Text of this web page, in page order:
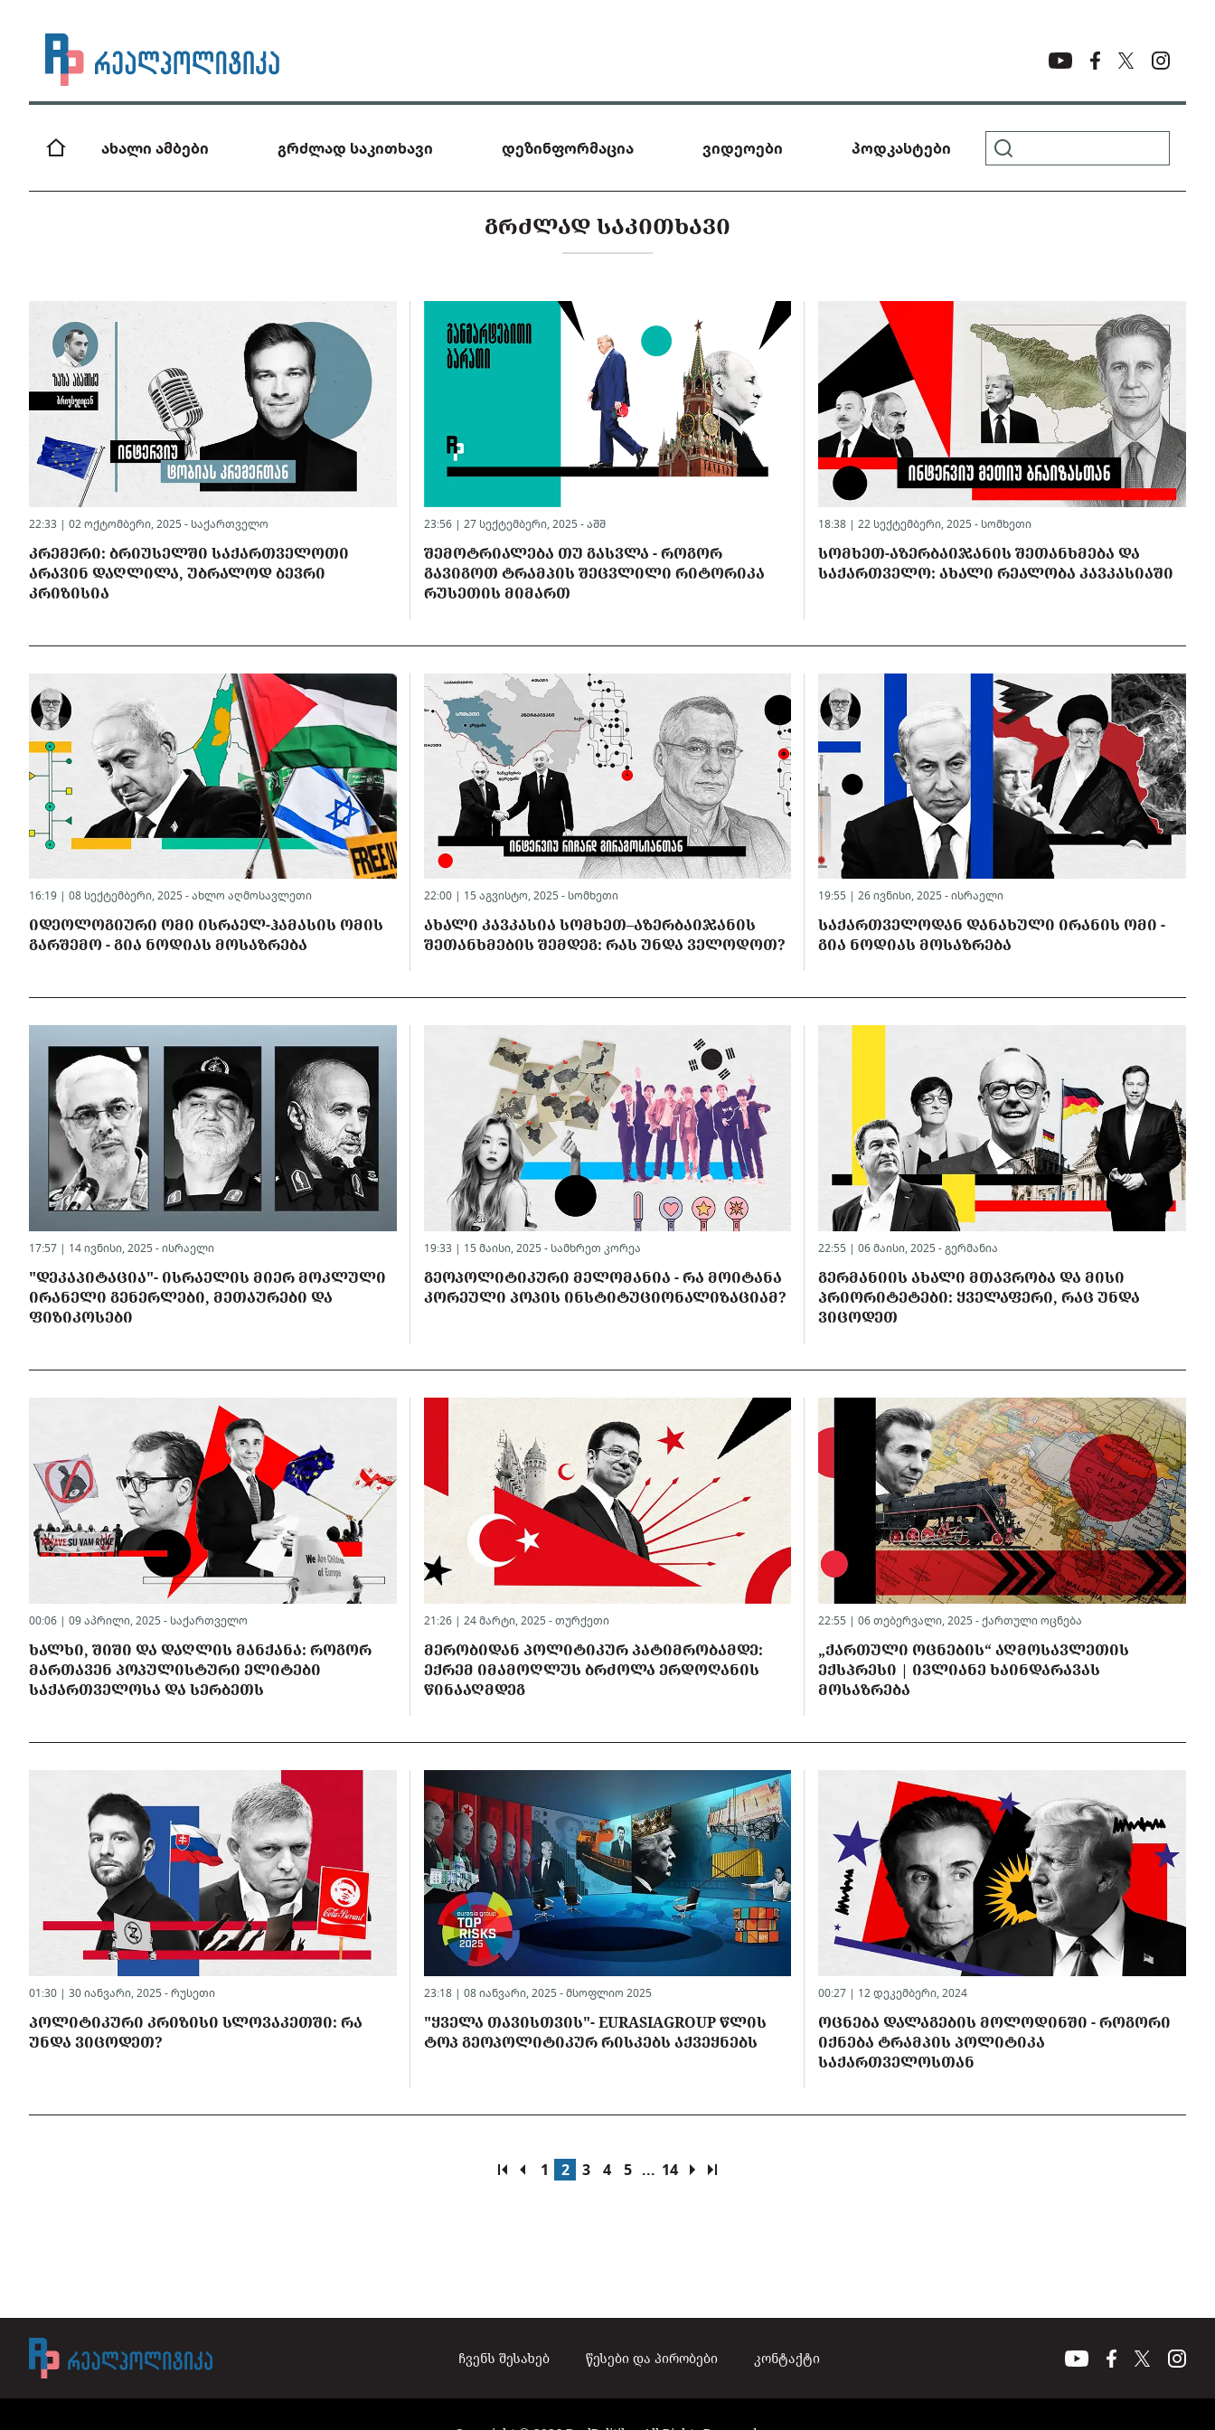
ახალი ამბები გრძლად საკითხავი დეზინფორმაცია ვიდეოები პოდკასტები
ᲒᲠᲫᲚᲐᲓ ᲡᲐᲙᲘᲗᲮᲐᲕᲘ
22:33 | 02 ოქტომბერი, 2025 - საქართველო
ᲙᲠᲔᲛᲔᲠᲘ: ᲑᲠᲘᲣᲡᲔᲚᲨᲘ ᲡᲐᲥᲐᲠᲗᲕᲔᲚᲝᲗᲘ
ᲐᲠᲐᲕᲘᲜ ᲓᲐᲦᲚᲘᲚᲐ, ᲣᲑᲠᲐᲚᲝᲓ ᲑᲔᲕᲠᲘ
ᲙᲠᲘᲖᲘᲡᲘᲐ
23:56 | 27 სექტემბერი, 2025 - აშშ
ᲨᲔᲛᲝᲢᲠᲘᲐᲚᲔᲑᲐ ᲗᲣ ᲒᲐᲡᲕᲚᲐ - ᲠᲝᲒᲝᲠ
ᲒᲐᲕᲘᲒᲝᲗ ᲢᲠᲐᲛᲞᲘᲡ ᲨᲔᲪᲕᲚᲘᲚᲘ ᲠᲘᲢᲝᲠᲘᲙᲐ
ᲠᲣᲡᲔᲗᲘᲡ ᲛᲘᲛᲐᲠᲗ
18:38 | 22 სექტემბერი, 2025 - სომხეთი
ᲡᲝᲛᲮᲔᲗ-ᲐᲖᲔᲠᲑᲐᲘᲯᲐᲜᲘᲡ ᲨᲔᲗᲐᲜᲮᲛᲔᲑᲐ ᲓᲐ
ᲡᲐᲥᲐᲠᲗᲕᲔᲚᲝ: ᲐᲮᲐᲚᲘ ᲠᲔᲐᲚᲝᲑᲐ ᲙᲐᲕᲙᲐᲡᲘᲐᲨᲘ
16:19 | 08 სექტემბერი, 2025 - ახლო აღმოსავლეთი
ᲘᲓᲔᲝᲚᲝᲒᲘᲣᲠᲘ ᲝᲛᲘ ᲘᲡᲠᲐᲔᲚ-ᲰᲐᲛᲐᲡᲘᲡ ᲝᲛᲘᲡ
ᲒᲐᲠᲨᲔᲛᲝ - ᲒᲘᲐ ᲜᲝᲓᲘᲐᲡ ᲛᲝᲡᲐᲖᲠᲔᲑᲐ
22:00 | 15 აგვისტო, 2025 - სომხეთი
ᲐᲮᲐᲚᲘ ᲙᲐᲕᲙᲐᲡᲘᲐ ᲡᲝᲛᲮᲔᲗ–ᲐᲖᲔᲠᲑᲐᲘᲯᲐᲜᲘᲡ
ᲨᲔᲗᲐᲜᲮᲛᲔᲑᲘᲡ ᲨᲔᲛᲓᲔᲒ: ᲠᲐᲡ ᲣᲜᲓᲐ ᲕᲔᲚᲝᲓᲝᲗ?
19:55 | 26 ივნისი, 2025 -ისრაელი
ᲡᲐᲥᲐᲠᲗᲕᲔᲚᲝᲓᲐᲜ ᲓᲐᲜᲐᲮᲣᲚᲘ ᲘᲠᲐᲜᲘᲡ ᲝᲛᲘ -
ᲒᲘᲐ ᲜᲝᲓᲘᲐᲡ ᲛᲝᲡᲐᲖᲠᲔᲑᲐ
17:57 | 14 ივნისი, 2025 - ისრაელი
"ᲓᲔᲙᲐᲞᲘᲢᲐᲪᲘᲐ"- ᲘᲡᲠᲐᲔᲚᲘᲡ ᲛᲘᲔᲠ ᲛᲝᲙᲚᲣᲚᲘ
ᲘᲠᲐᲜᲔᲚᲘ ᲒᲔᲜᲔᲠᲚᲔᲑᲘ, ᲛᲔᲗᲐᲣᲠᲔᲑᲘ ᲓᲐ
ᲤᲘᲖᲘᲙᲝᲡᲔᲑᲘ
19:33 | 15 მაისი, 2025 - სამხრეთ კორეა
ᲒᲔᲝᲞᲝᲚᲘᲢᲘᲙᲣᲠᲘ ᲛᲔᲚᲝᲛᲐᲜᲘᲐ - ᲠᲐ ᲛᲝᲘᲢᲐᲜᲐ
ᲙᲝᲠᲔᲣᲚᲘ ᲞᲝᲞᲘᲡ ᲘᲜᲡᲢᲘᲢᲣᲪᲘᲝᲜᲐᲚᲘᲖᲐᲪᲘᲐᲛ?
22:55 | 06 მაისი, 2025 -გერმანია
ᲒᲔᲠᲛᲐᲜᲘᲘᲡ ᲐᲮᲐᲚᲘ ᲛᲗᲐᲕᲠᲝᲑᲐ ᲓᲐ ᲛᲘᲡᲘ
ᲞᲠᲘᲝᲠᲘᲢᲔᲢᲔᲑᲘ: ᲧᲕᲔᲚᲐᲤᲔᲠᲘ, ᲠᲐᲪ ᲣᲜᲓᲐ
ᲕᲘᲪᲝᲓᲔᲗ
00:06 | 09 აპრილი, 2025 - საქართველო
ᲮᲐᲚᲮᲘ, ᲨᲘᲨᲘ ᲓᲐ ᲓᲐᲦᲚᲘᲡ ᲛᲐᲜᲥᲐᲜᲐ: ᲠᲝᲒᲝᲠ
ᲛᲐᲠᲗᲐᲕᲔᲜ ᲞᲝᲞᲣᲚᲘᲡᲢᲣᲠᲘ ᲔᲚᲘᲢᲔᲑᲘ
ᲡᲐᲥᲐᲠᲗᲕᲔᲚᲝᲡᲐ ᲓᲐ ᲡᲔᲠᲑᲔᲗᲡ
21:26 | 24 მარტი, 2025 - თურქეთი
ᲛᲔᲠᲝᲑᲘᲓᲐᲜ ᲞᲝᲚᲘᲢᲘᲙᲣᲠ ᲞᲐᲢᲘᲛᲠᲝᲑᲐᲛᲓᲔ:
ᲔᲥᲠᲔᲛ ᲘᲛᲐᲛᲝᲦᲚᲣᲡ ᲑᲠᲫᲝᲚᲐ ᲔᲠᲓᲝᲦᲐᲜᲘᲡ
ᲬᲘᲜᲐᲐᲦᲛᲓᲔᲒ
22:55 | 06 თებერვალი, 2025 - ქართული ოცნება
„ᲥᲐᲠᲗᲣᲚᲘ ᲝᲪᲜᲔᲑᲘᲡ“ ᲐᲦᲛᲝᲡᲐᲕᲚᲔᲗᲘᲡ
ᲔᲥᲡᲞᲠᲔᲡᲘ | ᲘᲕᲚᲘᲐᲜᲔ ᲮᲐᲘᲜᲓᲐᲠᲐᲕᲐᲡ
ᲛᲝᲡᲐᲖᲠᲔᲑᲐ
01:30 | 30 იანვარი, 2025 - რუსეთი
ᲞᲝᲚᲘᲢᲘᲙᲣᲠᲘ ᲙᲠᲘᲖᲘᲡᲘ ᲡᲚᲝᲕᲐᲙᲔᲗᲨᲘ: ᲠᲐ
ᲣᲜᲓᲐ ᲕᲘᲪᲝᲓᲔᲗ?
23:18 | 08 იანვარი, 2025 - მსოფლიო 2025
"ᲧᲕᲔᲚᲐ ᲗᲐᲕᲘᲡᲗᲕᲘᲡ"- EURASIAGROUP ᲬᲚᲘᲡ
ᲢᲝᲞ ᲒᲔᲝᲞᲝᲚᲘᲢᲘᲙᲣᲠ ᲠᲘᲡᲙᲔᲑᲡ ᲐᲥᲕᲔᲧᲜᲔᲑᲡ
00:27 | 12 დეკემბერი, 2024
ᲝᲪᲜᲔᲑᲐ ᲓᲐᲚᲐᲒᲔᲑᲘᲡ ᲛᲝᲚᲝᲓᲘᲜᲨᲘ - ᲠᲝᲒᲝᲠᲘ
ᲘᲥᲜᲔᲑᲐ ᲢᲠᲐᲛᲞᲘᲡ ᲞᲝᲚᲘᲢᲘᲙᲐ
ᲡᲐᲥᲐᲠᲗᲕᲔᲚᲝᲡᲗᲐᲜ
1 2 3 4 5 ... 14
ჩვენს შესახებ წესები და პირობები კონტაქტი